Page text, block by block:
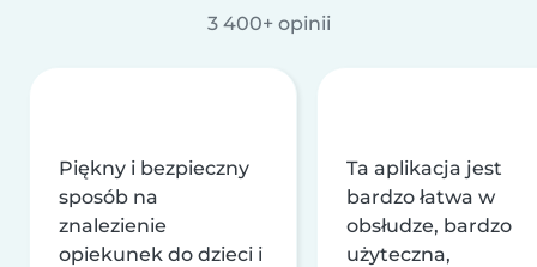
3 400+ opinii
Piękny i bezpieczny
sposób na
znalezienie
opiekunek do dzieci i
Ta aplikacja jest
bardzo łatwa w
obsłudze, bardzo
użyteczna,